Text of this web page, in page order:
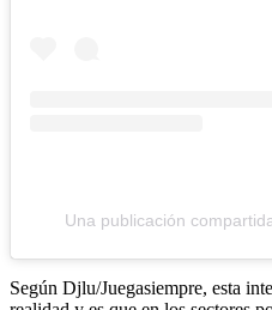
Una publicación
Según Djlu/Juegasiempre, esta